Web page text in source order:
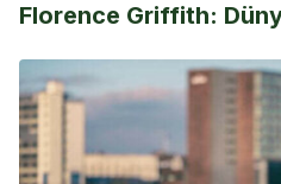
Florence Griffith: